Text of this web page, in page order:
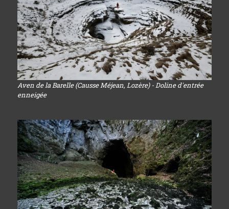
Aven de la Barelle (Causse Méjean, Lozère) - Doline d'entrée
enneigée